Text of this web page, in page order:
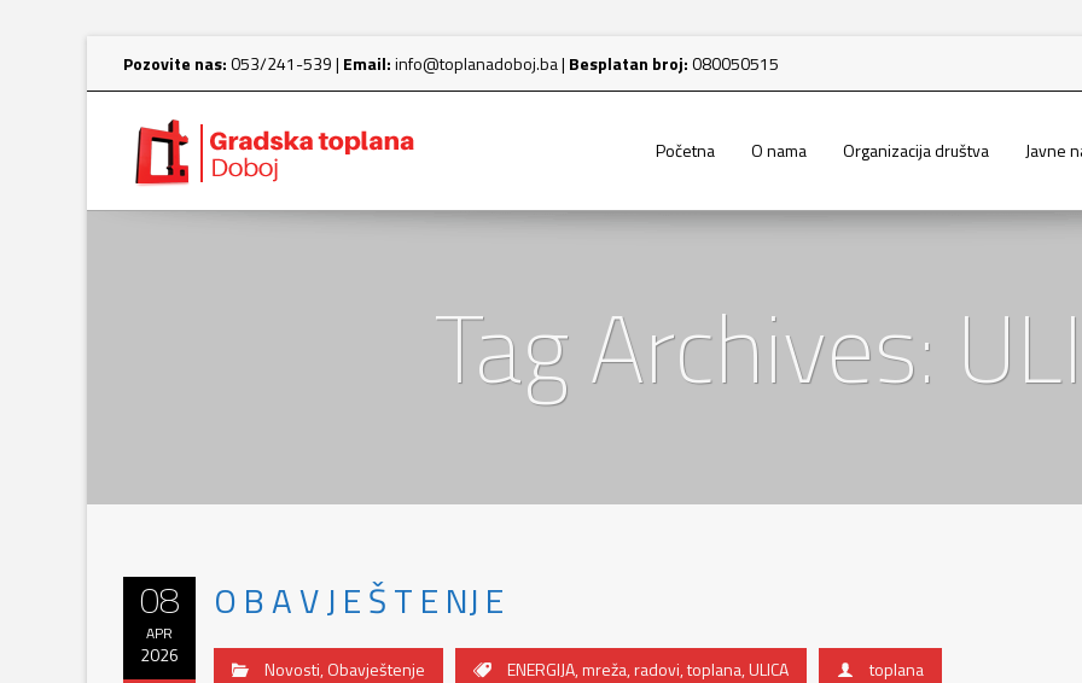
Pozovite nas:053/241-539 | Email:info@toplanadoboj.ba| Besplatan broj:080050515
Početna O nama Organizacija društva Javne
Tag Archives:
08
APR
2026
O B A V J E Š T E NJ E
Novosti,Obavještenje ENERGIJA,mreža,radovi,toplana,ULICA toplana